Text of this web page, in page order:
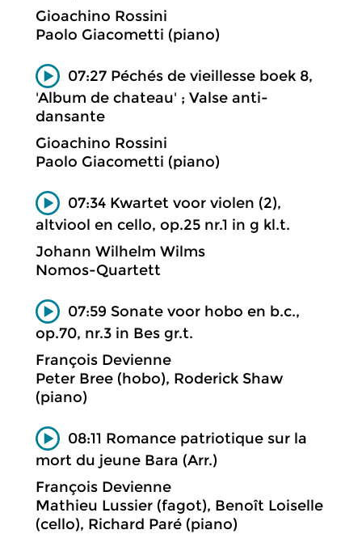
Gioachino Rossini
Paolo Giacometti (piano)
07:27 Péchés de vieillesse boek 8,
'Album de chateau' ; Valse anti-
dansante
Gioachino Rossini
Paolo Giacometti (piano)
07:34 Kwartet voor violen (2),
altviool en cello, op.25 nr.1 in g kl.t.
Johann Wilhelm Wilms
Nomos-Quartett
07:59 Sonate voor hobo en b.c.,
op.70, nr.3 in Bes gr.t.
François Devienne
Peter Bree (hobo), Roderick Shaw
(piano)
08:11 Romance patriotique sur la
mort du jeune Bara (Arr.)
François Devienne
Mathieu Lussier (fagot), Benoît Loiselle
(cello), Richard Paré (piano)